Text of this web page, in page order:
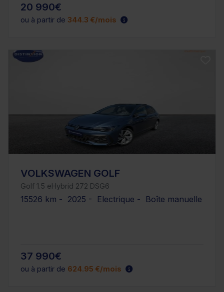
20 990€
ou à partir de 344.3 €/mois
VOLKSWAGEN GOLF
Golf 1.5 eHybrid 272 DSG6
15526 km - 2025 - Electrique - Boîte manuelle
37 990€
ou à partir de 624.95 €/mois